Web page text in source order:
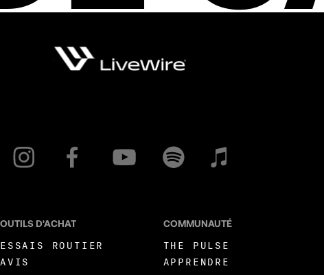
OUTILS D'ACHAT
ESSAIS ROUTIER
AVIS
COMMUNAUTÉ
THE PULSE
APPRENDRE